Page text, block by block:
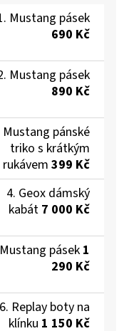
Mustang pásek
690 Kč
Mustang pásek
890 Kč
Mustang pánské
triko s krátkým
rukávem 399 Kč
Geox dámský
kabát 7 000 Kč
Mustang pásek 1
290 Kč
Replay boty na
klínku 1 150 Kč